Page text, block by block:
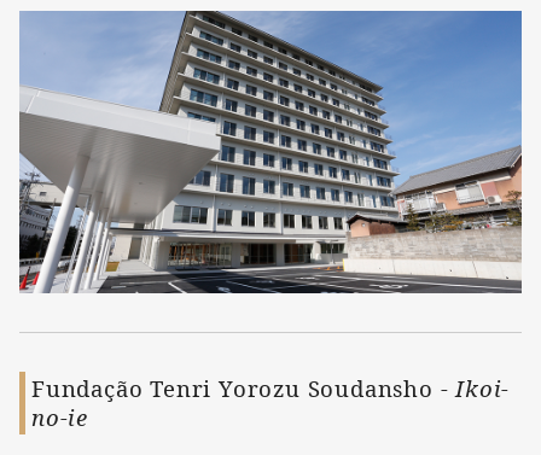
Fundação Tenri Yorozu Soudansho -Ikoi-
no-ie